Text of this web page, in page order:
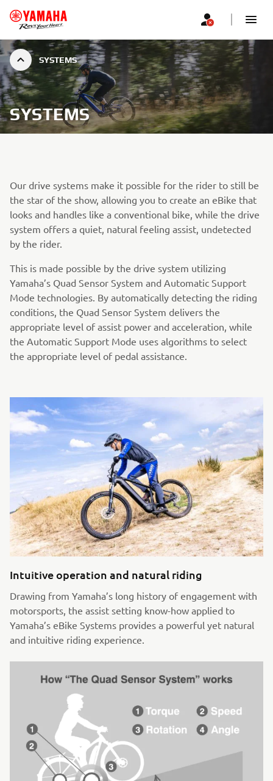
SYSTEMS
SYSTEMS
Our drive systems make it possible for the rider to still be
the star of the show, allowing you to create an eBike that
looks and handles like a conventional bike, while the drive
system offers a quiet, natural feeling assist, undetected
by the rider.
This is made possible by the drive system utilizing
Yamaha’s Quad Sensor System and Automatic Support
Mode technologies. By automatically detecting the riding
conditions, the Quad Sensor System delivers the
appropriate level of assist power and acceleration, while
the Automatic Support Mode uses algorithms to select
the appropriate level of pedal assistance.
Intuitive operation and natural riding
Drawing from Yamaha’s long history of engagement with
motorsports, the assist setting know-how applied to
Yamaha’s eBike Systems provides a powerful yet natural
and intuitive riding experience.